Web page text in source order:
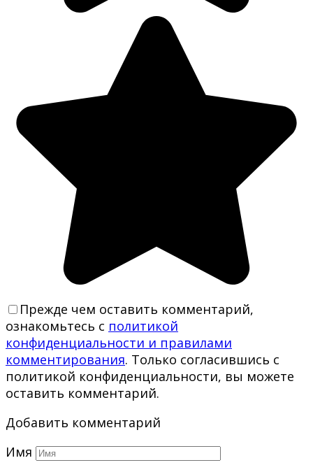
Прежде чем оставить комментарий,
ознакомьтесь с политикой
конфиденциальности и правилами
комментирования. Только согласившись с
политикой конфиденциальности, вы можете
оставить комментарий.
Добавить комментарий
Имя